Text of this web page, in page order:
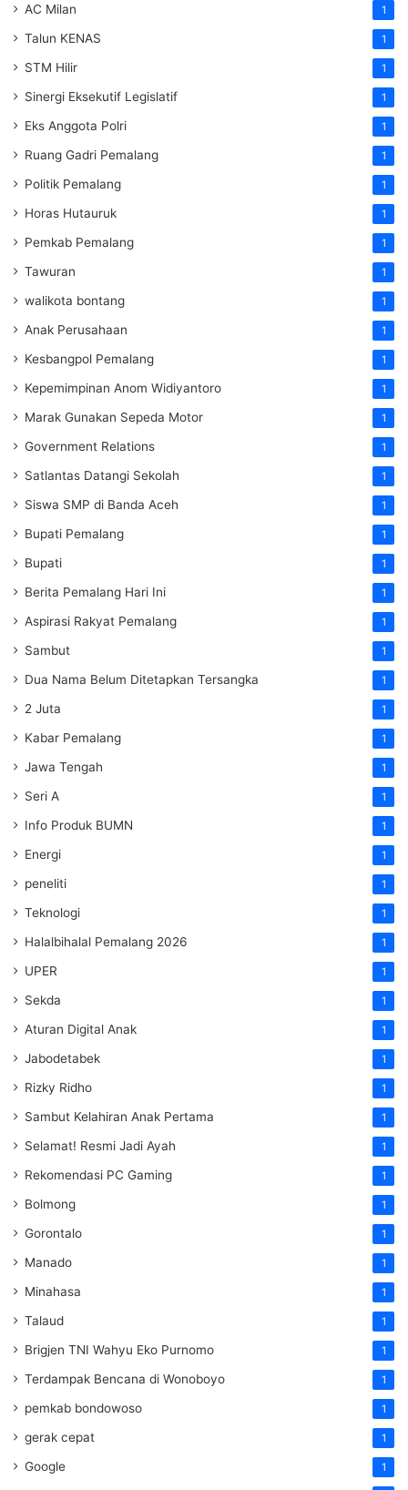
AC Milan 1
Talun KENAS 1
STM Hilir 1
Sinergi Eksekutif Legislatif 1
Eks Anggota Polri 1
Ruang Gadri Pemalang 1
Politik Pemalang 1
Horas Hutauruk 1
Pemkab Pemalang 1
Tawuran 1
walikota bontang 1
Anak Perusahaan 1
Kesbangpol Pemalang 1
Kepemimpinan Anom Widiyantoro 1
Marak Gunakan Sepeda Motor 1
Government Relations 1
Satlantas Datangi Sekolah 1
Siswa SMP di Banda Aceh 1
Bupati Pemalang 1
Bupati 1
Berita Pemalang Hari Ini 1
Aspirasi Rakyat Pemalang 1
Sambut 1
Dua Nama Belum Ditetapkan Tersangka 1
2 Juta 1
Kabar Pemalang 1
Jawa Tengah 1
Seri A 1
Info Produk BUMN 1
Energi 1
peneliti 1
Teknologi 1
Halalbihalal Pemalang 2026 1
UPER 1
Sekda 1
Aturan Digital Anak 1
Jabodetabek 1
Rizky Ridho 1
Sambut Kelahiran Anak Pertama 1
Selamat! Resmi Jadi Ayah 1
Rekomendasi PC Gaming 1
Bolmong 1
Gorontalo 1
Manado 1
Minahasa 1
Talaud 1
Brigjen TNI Wahyu Eko Purnomo 1
Terdampak Bencana di Wonoboyo 1
pemkab bondowoso 1
gerak cepat 1
Google 1